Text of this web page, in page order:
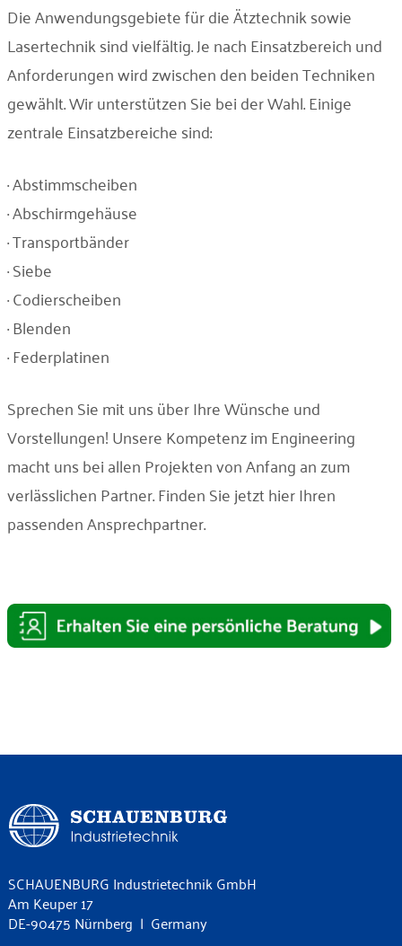
Die Anwendungsgebiete für die Ätztechnik sowie
Lasertechnik sind vielfältig. Je nach Einsatzbereich und
Anforderungen wird zwischen den beiden Techniken
gewählt. Wir unterstützen Sie bei der Wahl. Einige
zentrale Einsatzbereiche sind:
· Abstimmscheiben
· Abschirmgehäuse
· Transportbänder
· Siebe
· Codierscheiben
· Blenden
· Federplatinen
Sprechen Sie mit uns über Ihre Wünsche und
Vorstellungen! Unsere Kompetenz im Engineering
macht uns bei allen Projekten von Anfang an zum
verlässlichen Partner. Finden Sie jetzt hier Ihren
passenden Ansprechpartner.
SCHAUENBURG Industrietechnik GmbH
Am Keuper 17
DE-90475 Nürnberg | Germany